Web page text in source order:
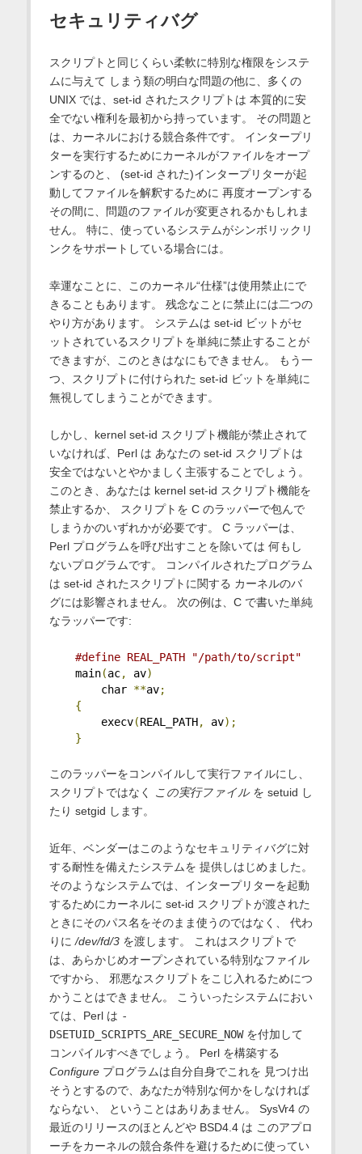
セキュリティバグ
スクリプトと同じくらい柔軟に特別な権限をシステ
ムに与えて しまう類の明白な問題の他に、多くの
UNIX では、set-id されたスクリプトは 本質的に安
全でない権利を最初から持っています。 その問題と
は、カーネルにおける競合条件です。 インタープリ
ターを実行するためにカーネルがファイルをオープ
ンするのと、 (set-id された)インタープリターが起
動してファイルを解釈するために 再度オープンする
その間に、問題のファイルが変更されるかもしれま
せん。 特に、使っているシステムがシンボリックリ
ンクをサポートしている場合には。
幸運なことに、このカーネル“仕様”は使用禁止にで
きることもあります。 残念なことに禁止には二つの
やり方があります。 システムは set-id ビットがセ
ットされているスクリプトを単純に禁止することが
できますが、このときはなにもできません。 もう一
つ、スクリプトに付けられた set-id ビットを単純に
無視してしまうことができます。
しかし、kernel set-id スクリプト機能が禁止されて
いなければ、Perl は あなたの set-id スクリプトは
安全ではないとやかましく主張することでしょう。
このとき、あなたは kernel set-id スクリプト機能を
禁止するか、 スクリプトを C のラッパーで包んで
しまうかのいずれかが必要です。 C ラッパーは、
Perl プログラムを呼び出すことを除いては 何もし
ないプログラムです。 コンパイルされたプログラム
は set-id されたスクリプトに関する カーネルのバ
グには影響されません。 次の例は、C で書いた単純
なラッパーです:
#define REAL_PATH "/path/to/script"
main(ac, av)
char **av;
{
execv(REAL_PATH, av);
}
このラッパーをコンパイルして実行ファイルにし、
スクリプトではなく
この実行ファイルを setuid し
たり setgid します。
近年、ベンダーはこのようなセキュリティバグに対
する耐性を備えたシステムを 提供しはじめました。
そのようなシステムでは、インタープリターを起動
するためにカーネルに set-id スクリプトが渡された
ときにそのパス名をそのまま使うのではなく、 代わ
りに /dev/fd/3を渡します。 これはスクリプトで
は、あらかじめオープンされている特別なファイル
ですから、 邪悪なスクリプトをこじ入れるためにつ
かうことはできません。 こういったシステムにおい
ては、Perl は -
DSETUID_SCRIPTS_ARE_SECURE_NOWを付加して
コンパイルすべきでしょう。 Perl を構築する
Configureプログラムは自分自身でこれを 見つけ出
そうとするので、あなたが特別な何かをしなければ
ならない、 ということはありあません。 SysVr4 の
最近のリリースのほとんどや BSD4.4 は このアプロ
ーチをカーネルの競合条件を避けるために使ってい